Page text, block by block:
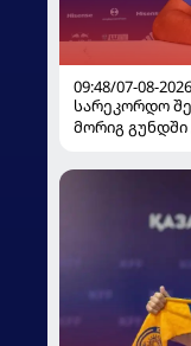
09:48/07-08-2026
სარეკორდო
მორიგ